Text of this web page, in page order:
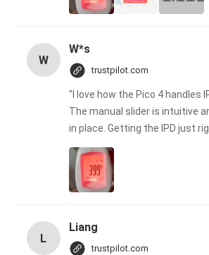
W
W*s
trustpilot.com
"I love how the Pico 4 handles
The manual slider is intuitive
in place. Getting the IPD just
L
Liang
trustpilot.com